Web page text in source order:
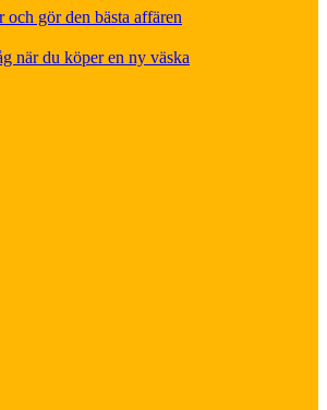
och gör den bästa affären
när du köper en ny väska